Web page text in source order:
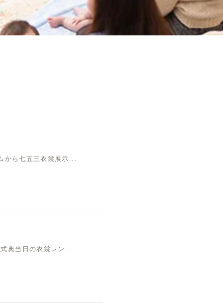
から七五三衣裳展示...
典当日の衣裳レン...